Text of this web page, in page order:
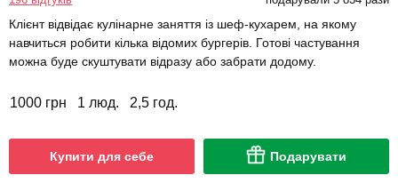
Клієнт відвідає кулінарне заняття із шеф-кухарем, на якому
навчиться робити кілька відомих бургерів. Готові частування
можна буде скуштувати відразу або забрати додому.
1000 грн 1 люд. 2,5 год.
Купити для себе Подарувати